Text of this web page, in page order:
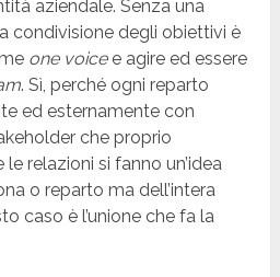
aziendale. Senza una
condivisione degli obiettivi è
one voicee agire ed essere
. Sì, perché ogni reparto
ed esternamente con
che proprio
relazioni si fanno un’idea
o reparto ma dell’intera
caso è l’unione che fa la